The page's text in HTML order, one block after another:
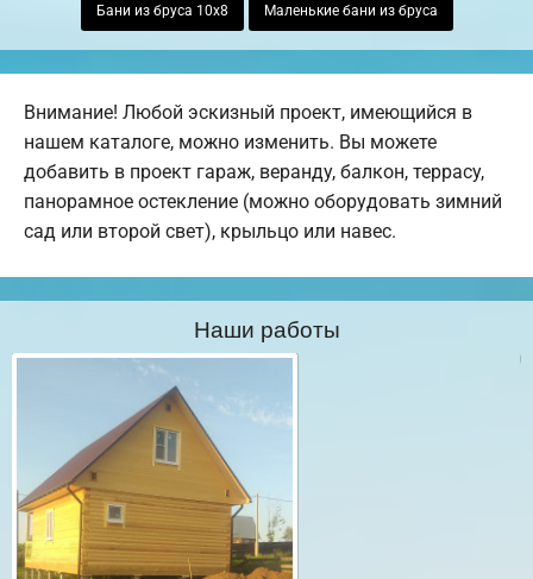
Бани из бруса 10х8 Маленькие бани из бруса
Внимание! Любой эскизный проект, имеющийся в
нашем каталоге, можно изменить. Вы можете
добавить в проект гараж, веранду, балкон, террасу,
панорамное остекление (можно оборудовать зимний
сад или второй свет), крыльцо или навес.
Наши работы